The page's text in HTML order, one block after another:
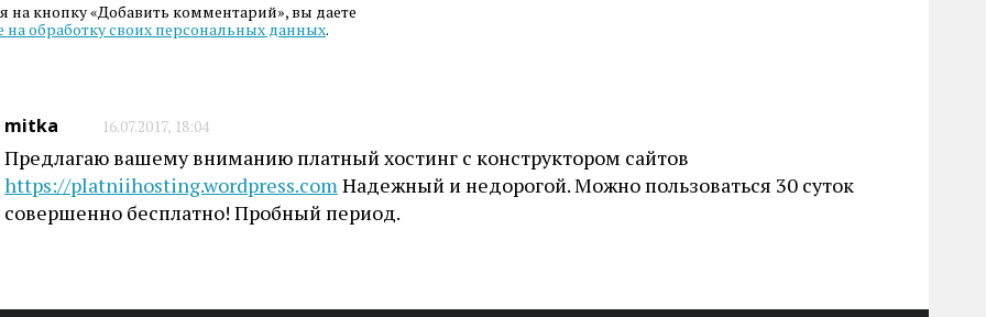
на кнопку «Добавить комментарий», вы даете
на обработку своих персональных данных.
mitka 16.07.2017, 18:04
Предлагаю вашему вниманию платный хостинг с конструктором сайтов
https://platniihosting.wordpress.comНадежный и недорогой. Можно пользоваться 30 суток
совершенно бесплатно! Пробный период.